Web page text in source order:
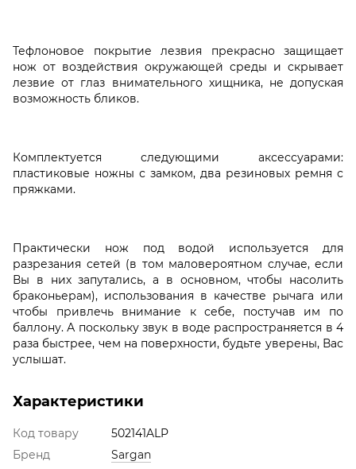
Тефлоновое покрытие лезвия прекрасно защищает
нож от воздействия окружающей среды и скрывает
лезвие от глаз внимательного хищника, не допуская
возможность бликов.
Комплектуется следующими аксессуарами:
пластиковые ножны с замком, два резиновых ремня с
пряжками.
Практически нож под водой используется для
разрезания сетей (в том маловероятном случае, если
Вы в них запутались, а в основном, чтобы насолить
браконьерам), использования в качестве рычага или
чтобы привлечь внимание к себе, постучав им по
баллону. А поскольку звук в воде распространяется в 4
раза быстрее, чем на поверхности, будьте уверены, Вас
услышат.
Характеристики
Код товару
502141ALP
Бренд
Sargan